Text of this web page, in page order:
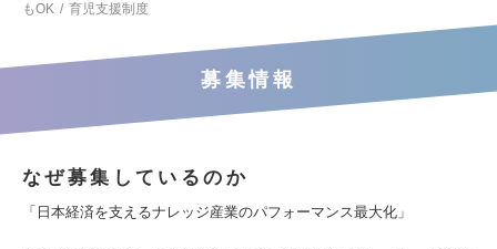
もOK
育児支援制度
募集情報
なぜ募集しているのか
「日本経済を支えるナレッジ産業のパフォーマンス最大化」